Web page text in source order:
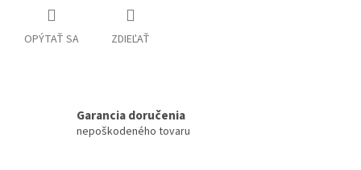
OPÝTAŤ SA ZDIEĽAŤ
Garancia doručenia
nepoškodeného tovaru